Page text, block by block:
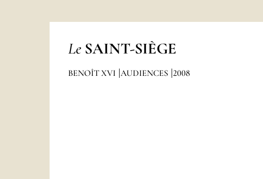
Le SAINT-SIÈGE
BENOÎT XVI AUDIENCES 2008